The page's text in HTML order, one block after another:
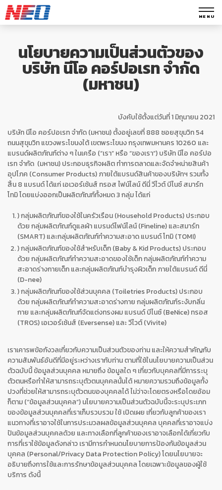
MENU
นโยบายความเป็นส่วนตัวของ
บริษัท นีโอ คอร์ปอเรท จำกัด
(มหาชน)
บังคับใช้ตั้งแต่วันที่ 1 มิถุนายน 2021
บริษัท นีโอ คอร์ปอเรท จำกัด (มหาชน) ตั้งอยู่เลขที่ 888 ซอยสุขุมวิท 54
ถนนสุขุมวิท แขวงพระโขนงใต้ เขตพระโขนง กรุงเทพมหานคร 10260 และ
แบรนด์ผลิตภัณฑ์ต่าง ๆ ในเครือ (“เรา” หรือ “ของเรา”) บริษัท นีโอ คอร์ปอ
เรท จำกัด (มหาชน) ประกอบธุรกิจผลิต ทำการตลาดและจัดจำหน่ายสินค้า
อุปโภค (Consumer Products) ภายใต้แบรนด์สินค้าของบริษัทฯ รวมทั้ง
สิ้น 8 แบรนด์ ได้แก่ เอเวอร์เซ้นส์ ทรอส ไฟน์ไลน์ ดีนี่ วีไวต์ บีไนซ์ สมาร์ท
โทมิ โดยแบ่งออกเป็นผลิตภัณฑ์ทั้งหมด 3 กลุ่ม ได้แก่
) กลุ่มผลิตภัณฑ์ของใช้ในครัวเรือน (Household Products) ประกอบ
ด้วย กลุ่มผลิตภัณฑ์ดูแลผ้า แบรนด์ไฟน์ไลน์ (Fineline) และสมาร์ท
(SMART) และกลุ่มผลิตภัณฑ์ทำความสะอาด แบรนด์ โทมิ (TOMI)
) กลุ่มผลิตภัณฑ์ของใช้สำหรับเด็ก (Baby & Kid Products) ประกอบ
ด้วย กลุ่มผลิตภัณฑ์ทำความสะอาดของใช้เด็ก กลุ่มผลิตภัณฑ์ทำความ
สะอาดร่างกายเด็ก และกลุ่มผลิตภัณฑ์บำรุงผิวเด็ก ภายใต้แบรนด์ ดีนี่
(D-nee)
) กลุ่มผลิตภัณฑ์ของใช้ส่วนบุคคล (Toiletries Products) ประกอบ
ด้วย กลุ่มผลิตภัณฑ์ทำความสะอาดร่างกาย กลุ่มผลิตภัณฑ์ระงับกลิ่น
กาย และกลุ่มผลิตภัณฑ์จัดแต่งทรงผม แบรนด์ บีไนซ์ (BeNice) ทรอส
(TROS) เอเวอร์เซ้นส์ (Eversense) และ วีไวต์ (Vivite)
เราเคารพข้อกังวลเกี่ยวกับความเป็นส่วนตัวของท่าน และให้ความสำคัญกับ
ความสัมพันธ์อันดีที่มีอยู่ระหว่างเรากับท่าน ตามที่ใช้ในนโยบายความเป็นส่วน
ตัวฉบับนี้ ข้อมูลส่วนบุคคล หมายถึง ข้อมูลใด ๆ เกี่ยวกับบุคคลที่มีการระบุ
ตัวตนหรือทำให้สามารถระบุตัวตนบุคคลนั้นได้ หมายความรวมถึงข้อมูลทั้ง
ปวงที่ช่วยให้สามารถระบุตัวตนของบุคคลได้ ไม่ว่าจะโดยตรงหรือโดยอ้อม
ก็ตาม (“ข้อมูลส่วนบุคคล”) นโยบายความเป็นส่วนตัวฉบับนี้จะระบุประเภท
ของข้อมูลส่วนบุคคลที่เราเก็บรวบรวม ใช้ เปิดเผย เกี่ยวกับลูกค้าของเรา
แนวทางที่เราอาจใช้ในการประมวลผลข้อมูลส่วนบุคคล บุคคลที่เราอาจแบ่ง
ปันข้อมูลส่วนบุคคลด้วย และทางเลือกที่ลูกค้าของเราอาจเลือกได้เกี่ยวกับ
การที่เราใช้ข้อมูลดังกล่าว เรามีการกำหนดนโยบายการป้องกันข้อมูลส่วน
บุคคล (Personal/Privacy Data Protection Policy) โดยนโยบายจะ
อธิบายถึงการใช้และการรักษาข้อมูลส่วนบุคคล โดยเฉพาะข้อมูลของผู้ใช้
บริการ ดังนี้